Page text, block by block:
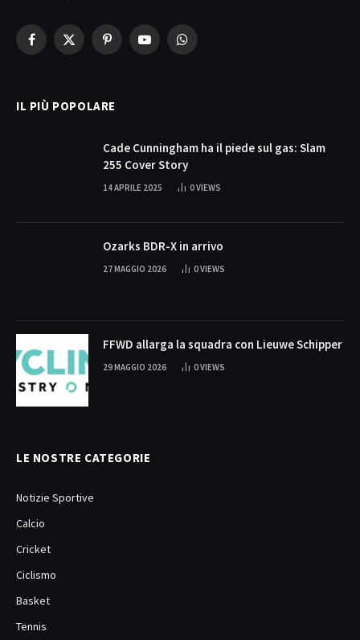
Facebook
X
PinterestYouTubeWhatsApp
IL PIÙ POPOLARE
Cade Cunningham ha il piede sul gas: Slam
255 Cover Story
14 APRILE 2025 0VIEWS
Ozarks BDR-X in arrivo
27 MAGGIO 2026 0VIEWS
FFWD allarga la squadra con Lieuwe Schipper
29 MAGGIO 2026 0VIEWS
LE NOSTRE CATEGORIE
Notizie Sportive
Calcio
Cricket
Ciclismo
Basket
Tennis